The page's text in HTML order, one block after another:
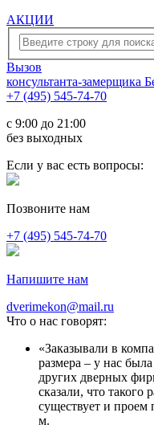
АКЦИИ
Вызов
консультанта-замерщика
+7 (495) 545-74-70
c 9:00 до 21:00
без выходных
Если у вас есть вопросы:
Позвоните нам
+7 (495) 545-74-70
Напишите нам
dverimekon@mail.ru
Что о нас говорят:
Заказывали в
размера – у нас
других дверных
сказали, что такого
существует и проем
м.